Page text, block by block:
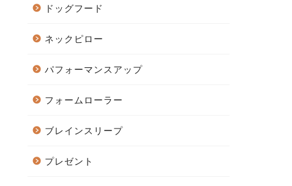
ドッグフード
ネックピロー
パフォーマンスアップ
フォームローラー
ブレインスリープ
プレゼント